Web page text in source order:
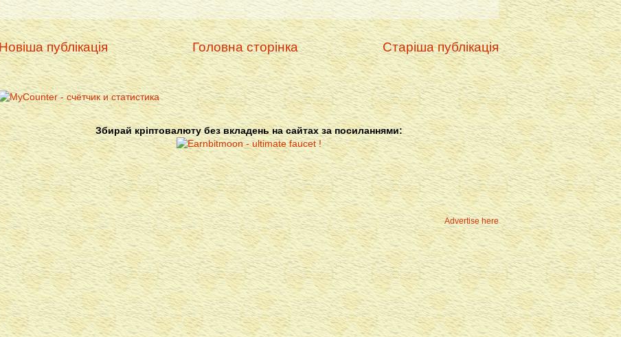
публікація Старіша публікація
Головна сторінка
Збирай кріптовалюту без вкладень на сайтах за посиланнями:
Advertise here